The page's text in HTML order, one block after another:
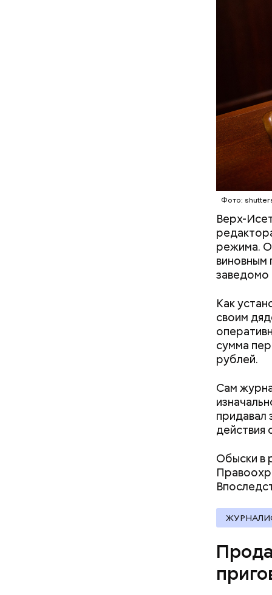
Фото:
Верх-
режима.
виновным
заведомо
Как
своим
сумма
рублей.
Сам
придавал
Обыски в
Фото:
деньги
счетами.
что
которая
дней
Кто